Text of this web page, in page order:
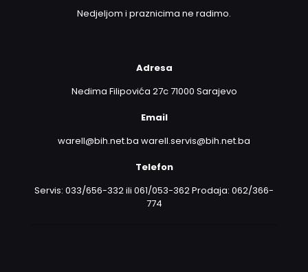
Nedjeljom i praznicima ne radimo.
Adresa
Nedima Filipovića 27c 71000 Sarajevo
Email
warell@bih.net.ba warell.servis@bih.net.ba
Telefon
Servis: 033/656-332 ili 061/053-362 Prodaja: 062/366-
774